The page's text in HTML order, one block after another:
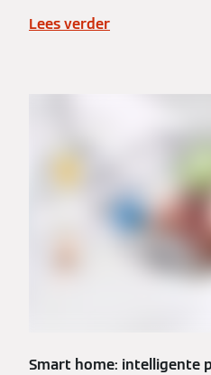
Lees verder
Smart home: intelligente